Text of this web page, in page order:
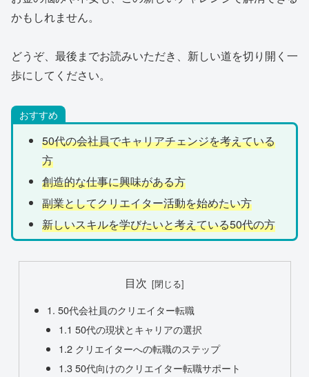
かもしれません。
どうぞ、最後までお読みいただき、新しい道を切り開く一
歩にしてください。
おすすめ
50代の会社員でキャリアチェンジを考えている
方
創造的な仕事に興味がある方
副業としてクリエイター活動を始めたい方
新しいスキルを学びたいと考えている50代の方
目次
1. 50代会社員のクリエイター転職
1.1 50代の現状とキャリアの選択
1.2 クリエイターへの転職のステップ
1.3 50代向けのクリエイター転職サポート